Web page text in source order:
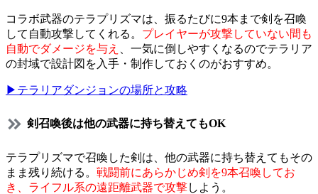
コラボ武器のテラプリズマは、振るたびに9本まで剣を召喚
して自動攻撃してくれる。 プレイヤーが攻撃していない間も
自動でダメージを与え
、一気に倒しやすくなるのでテラリア
の封域で設計図を入手・制作しておくのがおすすめ。
▶テラリアダンジョンの場所と攻略
剣召喚後は他の武器に持ち替えてもOK
テラプリズマで召喚した剣は、他の武器に持ち替えてもその
まま残り続ける。 戦闘前にあらかじめ剣を9本召喚してお
き、ライフル系の遠距離武器で攻撃しよう。